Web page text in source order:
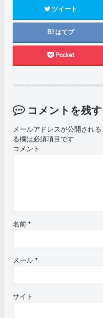
ツイート
はてブ
Pocket
コメントを残す
メールアドレスが公開される
る欄は必須項目です
コメント
名前 *
メール *
サイト